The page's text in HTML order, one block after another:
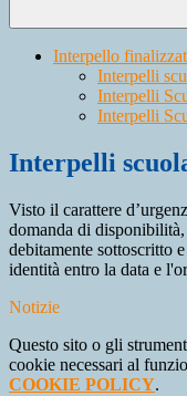
Interpello
Interpelli
Interpelli
Interpelli
Interpelli
Visto il carattere
domanda di
debitamente sottoscritto
identità entro la data e
Notizie
Questo sito o gli
cookie necessari al
COOKIE POLICY.